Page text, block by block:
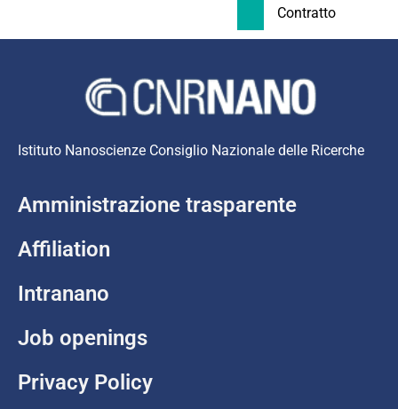
Contratto
Istituto Nanoscienze Consiglio Nazionale delle Ricerche
Amministrazione trasparente
Affiliation
Intranano
Job openings
Privacy Policy